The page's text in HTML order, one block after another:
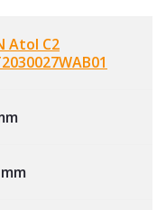
Atol C2